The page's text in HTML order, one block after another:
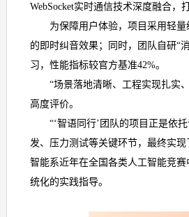
WebSocket实时通信技术深度融合，
为保障用户体验，项目采用轻
的即时纠音效果；同时，团队自研“
习，性能指标较官方基准42%。
“场景落地清晰、工程实现扎实
高度评价。
“‘智语同行’团队的项目正是依
发、压力测试等关键环节，最终实
智能系近年在全国各类人工智能竞
统化的实践指导。